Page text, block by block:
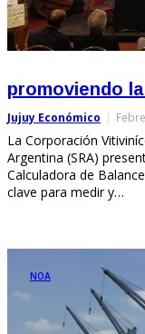
promoviendo
Jujuy Económico
La Corporación
Argentina (SRA)
Calculadora de
clave para medir y…
NOA